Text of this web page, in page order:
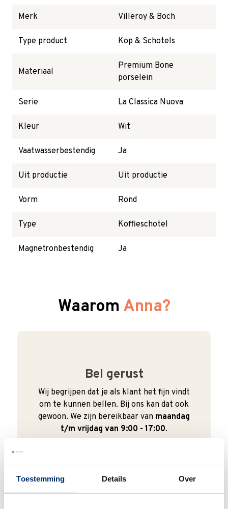
Toestemming Details Over
Merk Villeroy & Boch
Type product Kop & Schotels
Materiaal
Premium Bone
porselein
Serie La Classica Nuova
Kleur Wit
Vaatwasserbestendig Ja
Uit productie Uit productie
Vorm Rond
Type Koffieschotel
Magnetronbestendig Ja
Waarom Anna?
Bel gerust
Wij begrijpen dat je als klant het fijn vindt
om te kunnen bellen. Bij ons kan dat ook
gewoon. We zijn bereikbaar van maandag
t/m vrijdag van 9:00 - 17:00.